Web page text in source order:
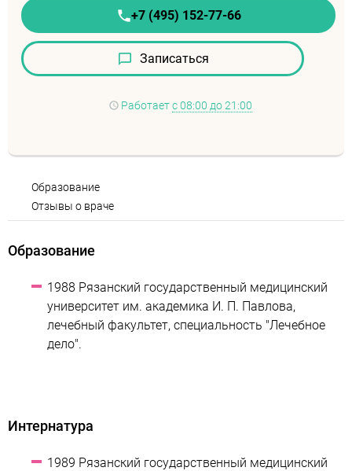
+7 (495) 152-77-66
Записаться
Работает с 08:00 до 21:00
Образование
Отзывы о враче
Образование
1988 Рязанский государственный медицинский
университет им. академика И. П. Павлова,
лечебный факультет, специальность "Лечебное
дело".
Интернатура
1989 Рязанский государственный медицинский